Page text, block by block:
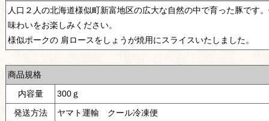
人口２人の北海道様似町新富地区の広大な自然の中で育った豚です
味わいをお楽しみください。
様似ポークの 肩ロースをしょうが焼用にスライスいたしました。
商品規格
内容量
300ｇ
発送方法
ヤマト運輸 クール冷凍便